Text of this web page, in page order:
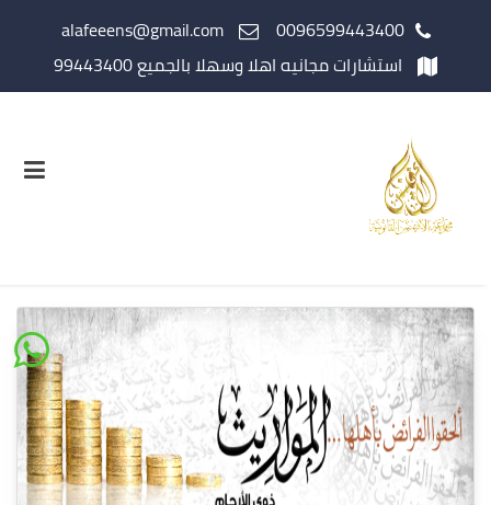
0096599443400
alafeeens@gmail.com
استشارات مجانيه اهلا وسهلا بالجميع 99443400